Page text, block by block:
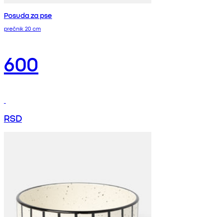
Posuda za pse
prečnik 20 cm
600
RSD